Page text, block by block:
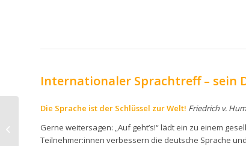
Internationaler Sprachtreff – sein
Die Sprache ist der Schlüssel zur Welt! Friedrich v.
Gerne weitersagen: „Auf geht’s!“ lädt ein zu einem
Teilnehmer:innen verbessern die deutsche Sprache
Begegnungscafé